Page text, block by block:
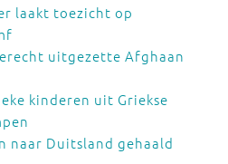
laakt toezicht op
uitgezette Afghaan
kinderen uit Griekse
naar Duitsland gehaald